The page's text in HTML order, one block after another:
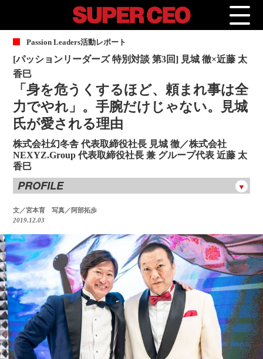
Passion Leaders活動レポート
[パッションリーダーズ 特別対談 第3回] 見城 徹×近藤 太
香巳
「身を危うくするほど、頼まれ事は全
力でやれ」。手腕だけじゃない。見城
氏が愛される理由
株式会社幻冬舎 代表取締役社長 見城 徹／株式会社
NEXYZ.Group 代表取締役社長 兼 グループ代表 近藤 太
香巳
PROFILE
▼株式会社幻冬舎 代表取締役社長 見城 徹
1950年12月29日生まれ。1975年に角川書店に入社。「野性時
代」副編集長を経て、「月刊カドカワ」編集長に就任し、部
数を30倍に伸ばす。400万部を超えた森村誠一の『人間の証
明』や、5本の直木賞作品をはじめ、数々のヒット作を手がけ
る。1993年に角川書店を退社後、幻冬舎を設立。『大河の一
滴』（五木寛之）、『弟』（石原慎太郎）、『ふたり』（唐
沢寿明）、『ダディ』（郷ひろみ）、『永遠の仔』（天童荒
太）、『13歳のハローワーク』（村上龍）、『陰日向に咲
く』（劇団ひとり）、『心を整える。』（長谷部誠）、『置
かれた場所で咲きなさい』（渡辺和子）など、26年間で25冊
ものミリオンセラーを世に送り出した。著書に『編集者とい
文／宮本育 写真／阿部拓歩
2019.12.03